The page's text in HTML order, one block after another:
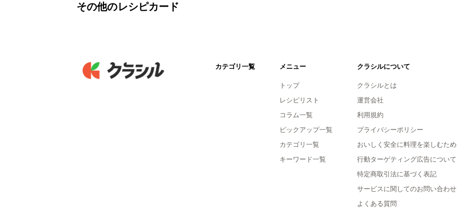
その他のレシピカード
カテゴリ一覧 メニュー
トップ
レシピリスト
コラム一覧
ピックアップ一覧
カテゴリ一覧
キーワード一覧
クラシルについて
クラシルとは
運営会社
利用規約
プライバシーポリシー
おいしく安全に料理を楽しむため
行動ターゲティング広告について
特定商取引法に基づく表記
サービスに関してのお問い合わせ
よくある質問